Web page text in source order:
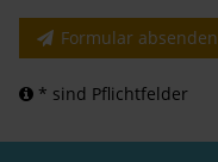
Formular absenden
* sind Pflichtfelder